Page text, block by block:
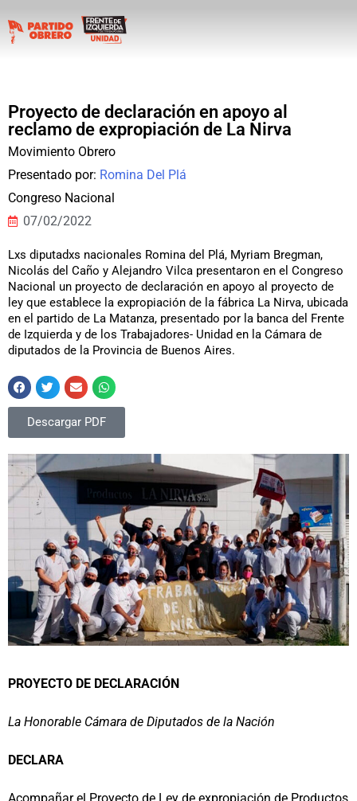
Proyecto de declaración en apoyo al
reclamo de expropiación de La Nirva
Movimiento Obrero
Presentado por: Romina Del Plá
Congreso Nacional
07/02/2022
Lxs diputadxs nacionales Romina del Plá, Myriam Bregman,
Nicolás del Caño y Alejandro Vilca presentaron en el Congreso
Nacional un proyecto de declaración en apoyo al proyecto de
ley que establece la expropiación de la fábrica La Nirva, ubicada
en el partido de La Matanza, presentado por la banca del Frente
de Izquierda y de los Trabajadores- Unidad en la Cámara de
diputados de la Provincia de Buenos Aires.
Descargar PDF
PROYECTO DE DECLARACIÓN
La Honorable Cámara de Diputados de la Nación
DECLARA
Acompañar el Proyecto de Ley de expropiación de Productos